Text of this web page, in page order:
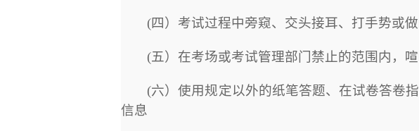
(四）考试过程中旁窥、交头接耳、打手势或做
(五）在考场或考试管理部门禁止的范围内，
(六）使用规定以外的纸笔答题、在试卷答卷
信息